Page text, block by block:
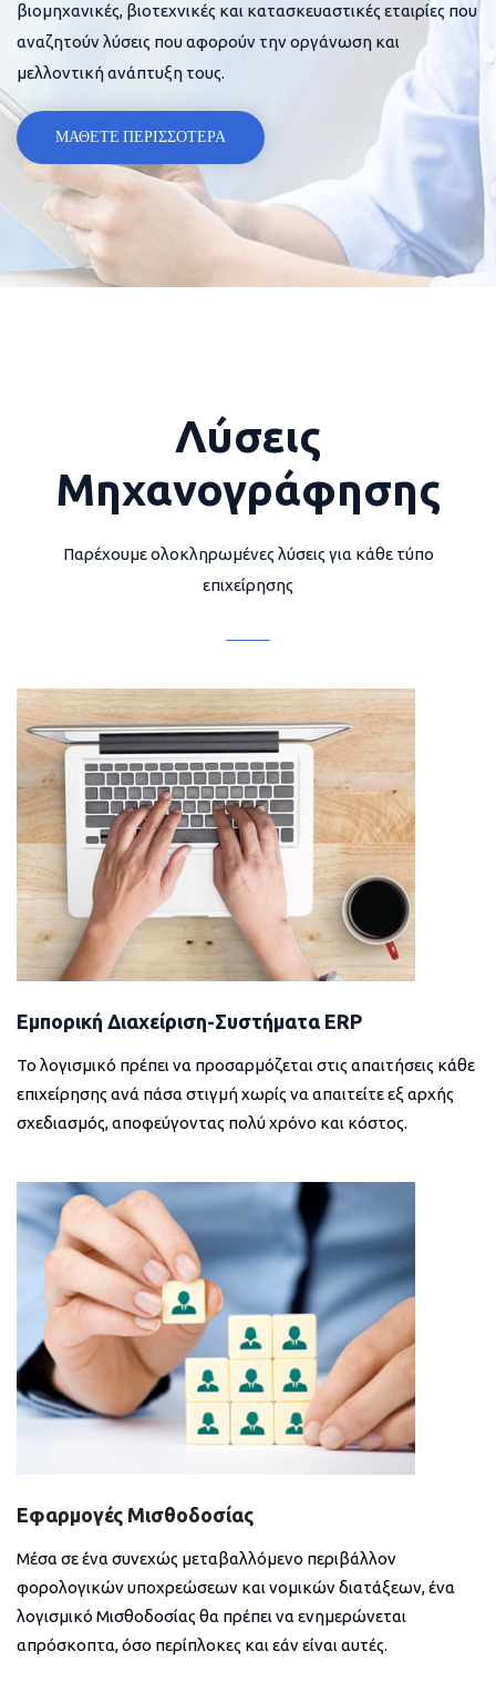
βιομηχανικές, βιοτεχνικές και κατασκευαστικές εταιρίες που
αναζητούν λύσεις που αφορούν την οργάνωση και
μελλοντική ανάπτυξη τους.
ΜΑΘΕΤΕ ΠΕΡΙΣΣΟΤΕΡΑ
Λύσεις
Μηχανογράφησης
Παρέχουμε ολοκληρωμένες λύσεις για κάθε τύπο
επιχείρησης
Εμπορική Διαχείριση-Συστήματα ERP
Το λογισμικό πρέπει να προσαρμόζεται στις απαιτήσεις κάθε
επιχείρησης ανά πάσα στιγμή χωρίς να απαιτείτε εξ αρχής
σχεδιασμός, αποφεύγοντας πολύ χρόνο και κόστος.
Εφαρμογές Μισθοδοσίας
Μέσα σε ένα συνεχώς μεταβαλλόμενο περιβάλλον
φορολογικών υποχρεώσεων και νομικών διατάξεων, ένα
λογισμικό Μισθοδοσίας θα πρέπει να ενημερώνεται
απρόσκοπτα, όσο περίπλοκες και εάν είναι αυτές.